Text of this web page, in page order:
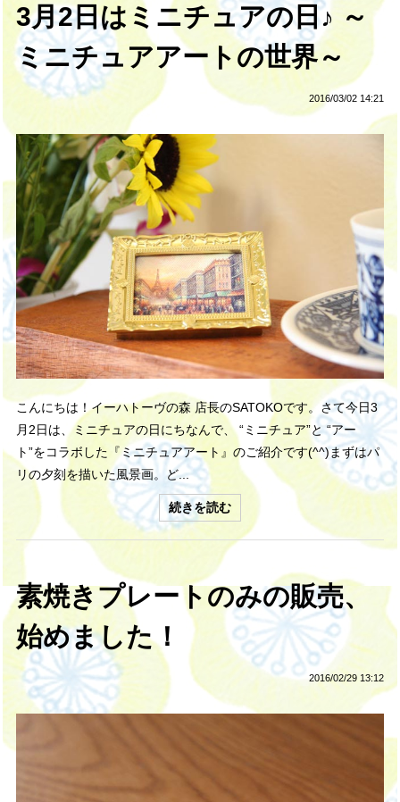
3月2日はミニチュアの日♪ ～
ミニチュアアートの世界～
2016/03/02 14:21
こんにちは！イーハトーヴの森 店長のSATOKOです。さて今日3
月2日は、ミニチュアの日にちなんで、 “ミニチュア”と “アー
ト”をコラボした『ミニチュアアート』のご紹介です(^^)まずはパ
リの夕刻を描いた風景画。ど...
続きを読む
素焼きプレートのみの販売、
始めました！
2016/02/29 13:12